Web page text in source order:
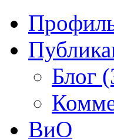
Блог
ВиО